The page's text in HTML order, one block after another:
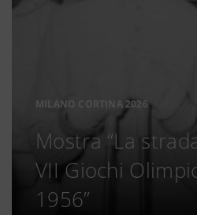
MILANO CORTINA 2026
Mostra “La
VII Giochi
1956”